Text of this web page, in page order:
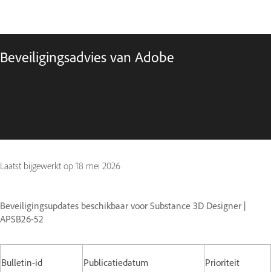
Beveiligingsadvies van Adobe
Laatst bijgewerkt op 18 mei 2026
Beveiligingsupdates beschikbaar voor Substance 3D Designer |
APSB26-52
Bulletin-id Publicatiedatum Prioriteit